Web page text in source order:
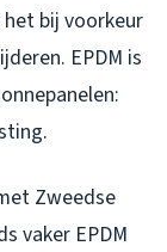
bij voorkeur
EPDM is
Zweedse
vaker EPDM